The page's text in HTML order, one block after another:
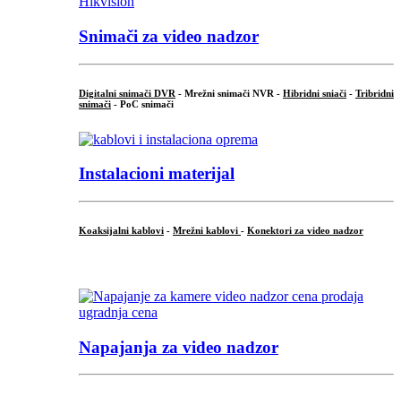
Snimači za video nadzor
Digitalni snimači DVR - Mrežni snimači NVR - Hibridni sniači - Tribridni
snimači - PoC snimači
Instalacioni materijal
Koaksijalni kablovi - Mrežni kablovi - Konektori za video nadzor
Napajanja za video nadzor